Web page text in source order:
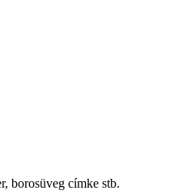
borosüveg címke stb.